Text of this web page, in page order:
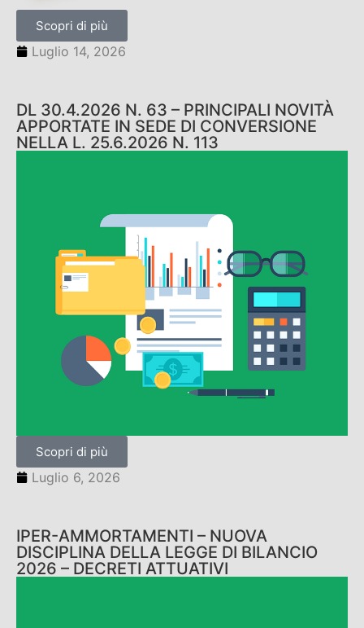
Scopri di più
Luglio 14, 2026
DL 30.4.2026 N. 63 – PRINCIPALI NOVITÀ
APPORTATE IN SEDE DI CONVERSIONE
NELLA L. 25.6.2026 N. 113
Scopri di più
Luglio 6, 2026
IPER-AMMORTAMENTI – NUOVA
DISCIPLINA DELLA LEGGE DI BILANCIO
2026 – DECRETI ATTUATIVI